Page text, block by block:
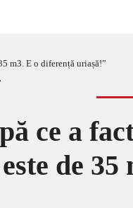
m3. E o diferență uriașă!”
ce a
de 35